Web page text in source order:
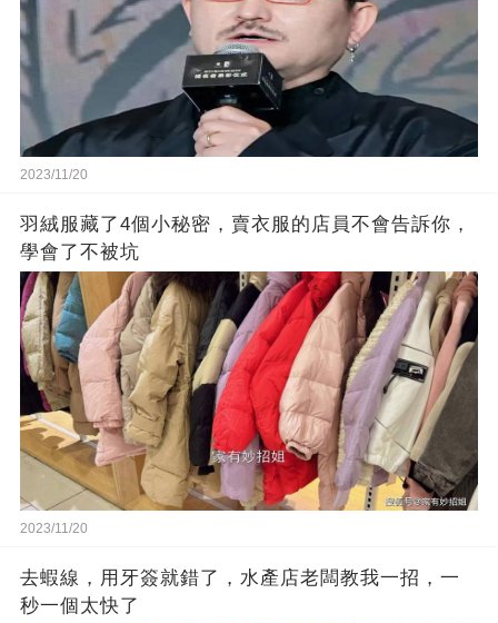
2023/11/20
羽絨服藏了4個小秘密，賣衣服的店員不會告訴你，
學會了不被坑
2023/11/20
去蝦線，用牙簽就錯了，水產店老闆教我一招，一
秒一個太快了